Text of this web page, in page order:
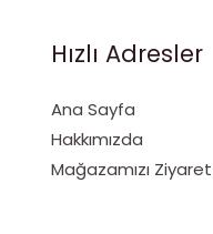
Hızlı Adresler
Ana Sayfa
Hakkımızda
Mağazamızı